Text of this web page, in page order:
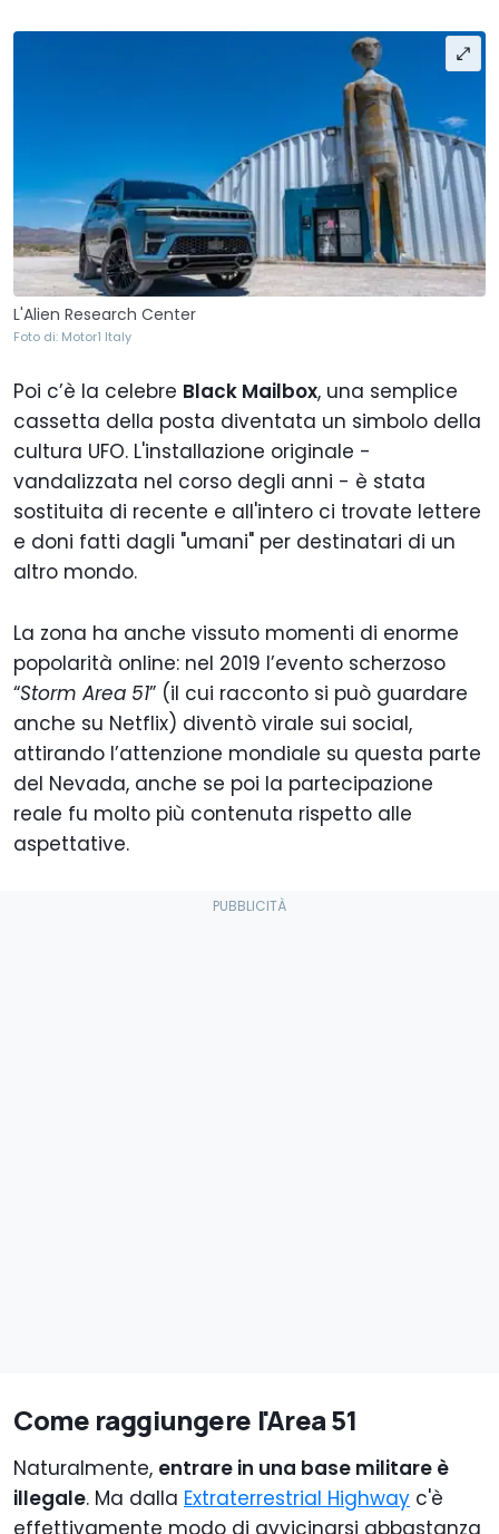
L'Alien Research Center
Foto di: Motor1 Italy
Poi c’è la celebre Black Mailbox, una semplice
cassetta della posta diventata un simbolo della
cultura UFO. L'installazione originale -
vandalizzata nel corso degli anni - è stata
sostituita di recente e all'intero ci trovate lettere
e doni fatti dagli "umani" per destinatari di un
altro mondo.
La zona ha anche vissuto momenti di enorme
popolarità online: nel 2019 l’evento scherzoso
“Storm Area 51” (il cui racconto si può guardare
anche su Netflix) diventò virale sui social,
attirando l’attenzione mondiale su questa parte
del Nevada, anche se poi la partecipazione
reale fu molto più contenuta rispetto alle
aspettative.
Come raggiungere l'Area 51
Naturalmente, entrare in una base militare è
illegale. Ma dalla Extraterrestrial Highway c'è